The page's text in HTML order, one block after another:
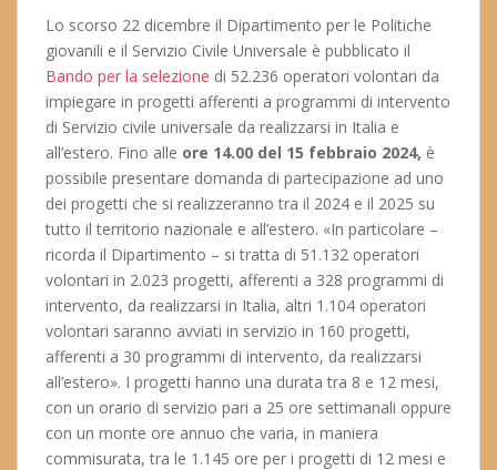
Lo scorso 22 dicembre il Dipartimento per le Politiche
giovanili e il Servizio Civile Universale è pubblicato il
Bando per la selezione di 52.236 operatori volontari da
impiegare in progetti afferenti a programmi di intervento
di Servizio civile universale da realizzarsi in Italia e
all’estero. Fino alle ore 14.00 del 15 febbraio 2024, è
possibile presentare domanda di partecipazione ad uno
dei progetti che si realizzeranno tra il 2024 e il 2025 su
tutto il territorio nazionale e all’estero. «In particolare –
ricorda il Dipartimento – si tratta di 51.132 operatori
volontari in 2.023 progetti, afferenti a 328 programmi di
intervento, da realizzarsi in Italia, altri 1.104 operatori
volontari saranno avviati in servizio in 160 progetti,
afferenti a 30 programmi di intervento, da realizzarsi
all’estero». I progetti hanno una durata tra 8 e 12 mesi,
con un orario di servizio pari a 25 ore settimanali oppure
con un monte ore annuo che varia, in maniera
commisurata, tra le 1.145 ore per i progetti di 12 mesi e